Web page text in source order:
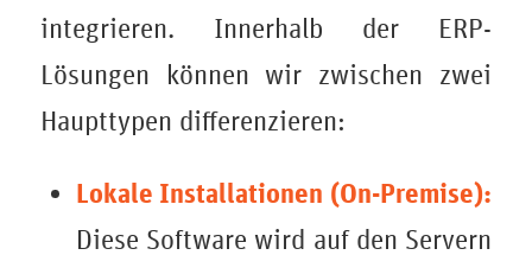
integrieren. Innerhalb der ERP-
Lösungen können wir zwischen zwei
Haupttypen differenzieren:
Lokale Installationen (On-Premise):
Diese Software wird auf den Servern